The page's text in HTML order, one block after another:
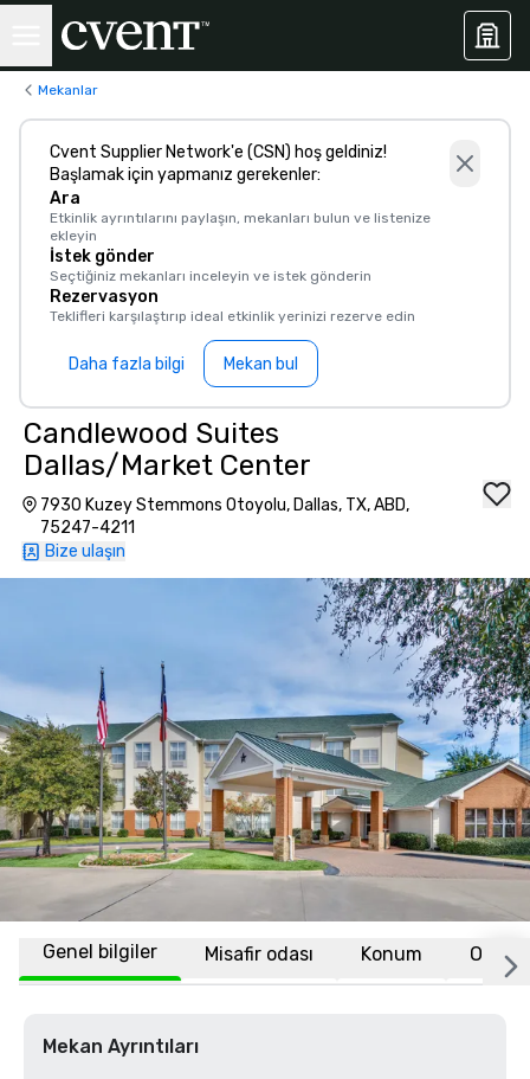
Mekanlar
Cvent Supplier Network'e (CSN) hoş geldiniz!
Başlamak için yapmanız gerekenler:
Ara
Etkinlik ayrıntılarını paylaşın, mekanları bulun ve listenize
ekleyin
İstek gönder
Seçtiğiniz mekanları inceleyin ve istek gönderin
Rezervasyon
Teklifleri karşılaştırıp ideal etkinlik yerinizi rezerve edin
Daha fazla bilgi Mekan bul
Candlewood Suites
Dallas/Market Center
7930 Kuzey Stemmons Otoyolu, Dallas, TX, ABD,
75247-4211
Bize ulaşın
Genel bilgiler Misafir odası Konum Ortak
Mekan Ayrıntıları